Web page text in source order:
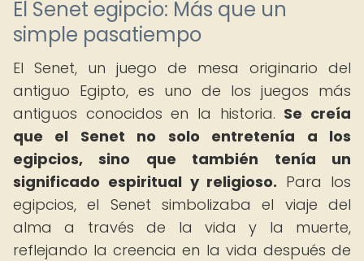
El Senet egipcio: Más que un
simple pasatiempo
El Senet, un juego de mesa originario del
antiguo Egipto, es uno de los juegos más
antiguos conocidos en la historia. Se creía
que el Senet no solo entretenía a los
egipcios, sino que también tenía un
significado espiritual y religioso. Para los
egipcios, el Senet simbolizaba el viaje del
alma a través de la vida y la muerte,
reflejando la creencia en la vida después de